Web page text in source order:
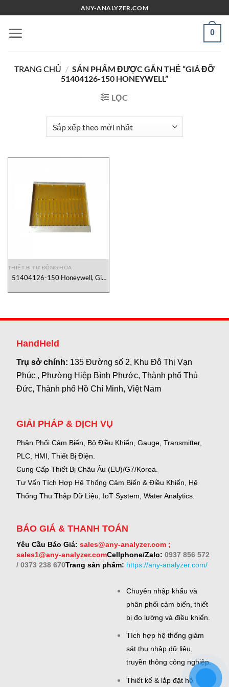
đến
nội
ANY-ANALYZER.COM
0
TRANG CHỦ / SẢN PHẨM ĐƯỢC GẮN THẺ “GIÁ ĐỠ
51404126-150 HONEYWELL”
LỌC
THIẾT BỊ TỰ ĐỘNG HÓA
51404126-150 Honeywell, Giá
Việt Nam
HandHeld
Trụ sở chính: 135 Đường số 2, Khu Đô Thị Vạn
Phúc , Phường Hiệp Bình Phước, Thành phố Thủ
Đức, Thành phố Hồ Chí Minh, Việt Nam
GIẢI PHÁP & DỊCH VỤ
Phân Phối Cảm Biến, Bộ Điều Khiển, Gauge, Transmitter,
PLC, HMI, Thiết Bị Điện.
Cung Cấp Thiết Bị Châu Âu (EU)/G7/Korea.
Tư Vấn Tích Hợp Hệ Thống Cảm Biến & Điều Khiển, Hệ
Thống Thu Thập Dữ Liệu, IoT System, Water Analytics.
BÁO GIÁ & THANH TOÁN
Yêu Cầu Báo Giá: sales@any-analyzer.com ;
sales1@any-analyzer.comCellphone/Zalo: 0937 856 572
/ 0373 238 670Trang sản phẩm: https://any-analyzer.com/
Chuyên nhập khẩu và
phân phối cảm biến, thiết
bị đo lường và điều khiển.
Tích hợp hệ thống giám
sát thu nhập dữ liệu,
truyền thông công nghiệp.
Thiết kế & lắp đặt hệ